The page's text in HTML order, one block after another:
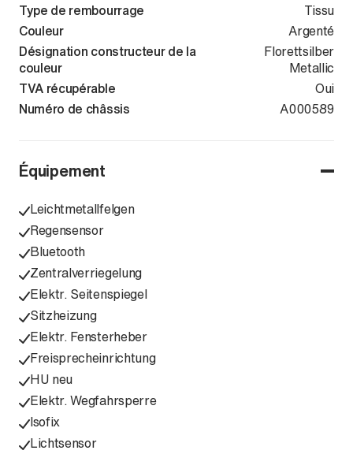
Type de rembourrage
Tissu
Couleur
Argenté
Désignation constructeur de la
couleur
Florettsilber
Metallic
TVA récupérable
Oui
Numéro de châssis
WAUZZZGA0TA000589
Équipement
Leichtmetallfelgen
Regensensor
Bluetooth
Zentralverriegelung
Elektr. Seitenspiegel
Sitzheizung
Elektr. Fensterheber
Freisprecheinrichtung
HU neu
Elektr. Wegfahrsperre
Isofix
Lichtsensor